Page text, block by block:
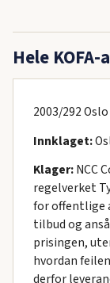
Hele
2003/292
Innklaget:
Klager:NCC
regelverket
for offentlige
tilbud og
prisingen,
hvordan
derfor